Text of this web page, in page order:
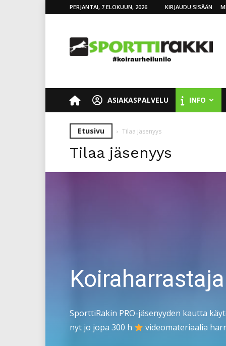
PERJANTAI, 7 ELOKUUN, 2026 KIRJAUDU SISÄÄN
ASIAKASPALVELU INFO
Etusivu Tilaa jäsenyys
Tilaa jäsenyys
SporttiRakin PRO-jäsenyyden kautta
nyt jo jopa 300 h
videomateriaalia